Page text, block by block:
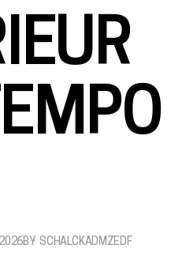
BY SCHALCKADMZEDF